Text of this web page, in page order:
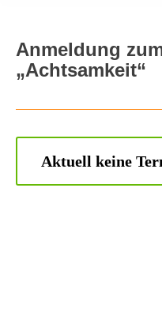
Anmeldung
„Achtsamkeit“
Aktuell keine